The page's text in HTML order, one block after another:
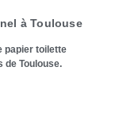
à Toulouse
papier toilette
Toulouse.